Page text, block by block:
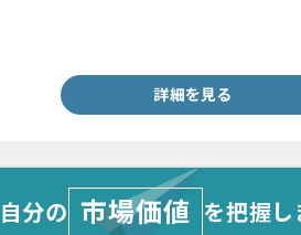
詳細を見る
自分の 市場価値 を把握